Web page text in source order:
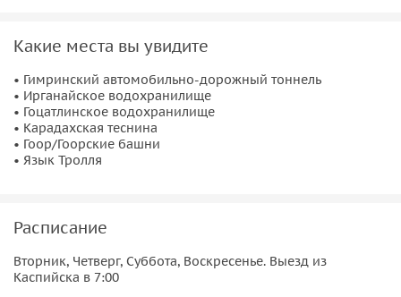
Какие места вы увидите
• Гимринский автомобильно-дорожный тоннель
• Ирганайское водохранилище
• Гоцатлинское водохранилище
• Карадахская теснина
• Гоор/Гоорские башни
• Язык Тролля
Расписание
Вторник, Четверг, Суббота, Воскресенье. Выезд из
Каспийска в 7:00